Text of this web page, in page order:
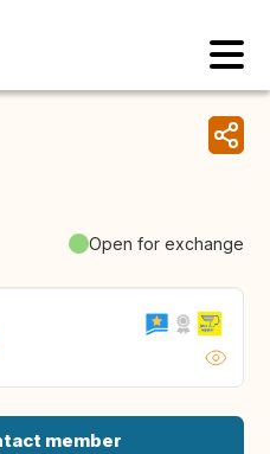
Open for exchange
member